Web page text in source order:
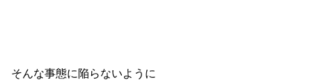
そんな事態に陥らないように